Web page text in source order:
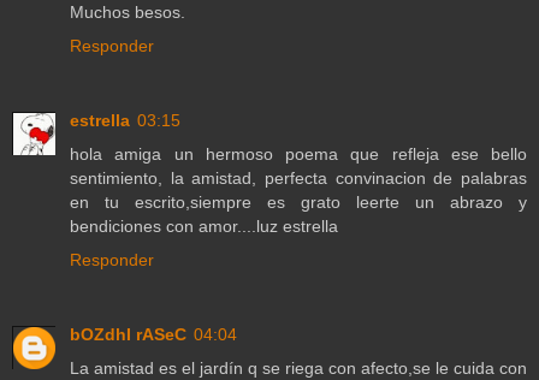
Muchos besos.
Responder
estrella 03:15
hola amiga un hermoso poema que refleja ese bello
sentimiento, la amistad, perfecta convinacion de palabras
en tu escrito,siempre es grato leerte un abrazo y
bendiciones con amor....luz estrella
Responder
bOZdhI rASeC 04:04
La amistad es el jardín q se riega con afecto,se le cuida con